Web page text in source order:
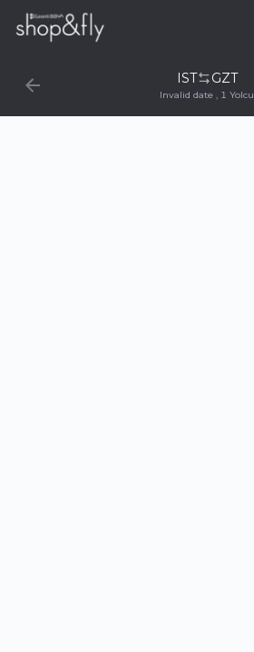
IST GZT
Invalid date , 1 Yolcu